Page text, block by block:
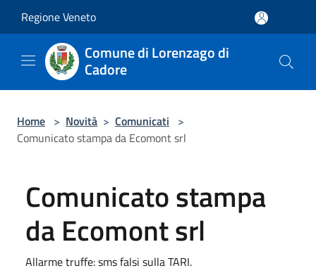
Regione Veneto
Comune di Lorenzago di
Cadore
Home > Novità > Comunicati >
Comunicato stampa da Ecomont srl
Comunicato stampa
da Ecomont srl
Allarme truffe: sms falsi sulla TARI.